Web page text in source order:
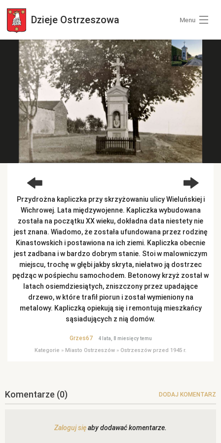
Dzieje Ostrzeszowa Menu
Wszystkie zdjęcia
Kategorie zdjęć
Zaloguj się
+ Dodaj zdjęcia
Przydrożna kapliczka przy skrzyżowaniu ulicy Wieluńskiej i
Wichrowej. Lata międzywojenne. Kapliczka wybudowana
została na początku XX wieku, dokładna data niestety nie
jest znana. Wiadomo, że została ufundowana przez rodzinę
Kinastowskich i postawiona na ich ziemi. Kapliczka obecnie
jest zadbana i w bardzo dobrym stanie. Stoi w malowniczym
miejscu, trochę w głębi jakby skryta, niełatwo ją dostrzec
pędząc w pośpiechu samochodem. Betonowy krzyż został w
latach osiemdziesiątych, zniszczony przez upadające
drzewo, w które trafił piorun i został wymieniony na
metalowy. Kapliczką opiekują się i remontują mieszkańcy
sąsiadujących z nią domów.
Grzes67 4 lata, 8 miesięcy temu
Kategorie » Miasto Ostrzeszów » Ostrzeszów przed 1945 r.
Komentarze (0) DODAJ KOMENTARZ
Zaloguj sięaby dodawać komentarze.